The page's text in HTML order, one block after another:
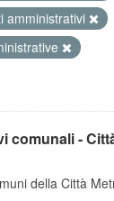
amministrativi
comunali -
della Città